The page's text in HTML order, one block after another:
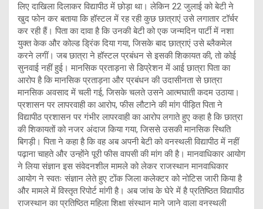
लिए दाखिला दिलाकर विद्यापीठ में छोड़ा था। लेकिन 22 जुलाई को बेटी ने
खुद फोन कर बताया कि हॉस्टल में रह रही कुछ छात्राएं उसे लगातार टॉर्चर
कर रही हैं। पिता का दावा है कि उनकी बेटी को एक जन्मदिन पार्टी में नशा
युक्त केक और कोल्ड ड्रिंक दिया गया, जिसके बाद छात्राएं उसे ब्लैकमेल
करने लगीं। जब छात्रा ने हॉस्टल प्रबंधन से इसकी शिकायत की, तो कोई
सुनवाई नहीं हुई। मानसिक प्रताड़ना से डिप्रेशन में आई छात्रा पिता का
आरोप है कि मानसिक प्रताड़ना और प्रबंधन की उदासीनता से छात्रा
मानसिक अवसाद में चली गई, जिसके चलते उसने आत्मघाती कदम उठाया।
प्रशासन पर लापरवाही का आरोप, फीस लौटाने की मांग पीड़ित पिता ने
विद्यापीठ प्रशासन पर गंभीर लापरवाही का आरोप लगाते हुए कहा है कि छात्रा
की शिकायतों को नजर अंदाज किया गया, जिससे उसकी मानसिक स्थिति
बिगड़ी। पिता ने कहा है कि वह अब अपनी बेटी को वनस्थली विद्यापीठ में नहीं
पढ़ाना चाहते और उन्होंने पूरी फीस वापसी की मांग की है। मानवाधिकार आयोग
ने लिया संज्ञान इस संवेदनशील मामले को लेकर राजस्थान मानवाधिकार
आयोग ने स्वतः संज्ञान लेते हुए टोंक जिला कलेक्टर को नोटिस जारी किया है
और मामले में विस्तृत रिपोर्ट मांगी है। अब जांच के घेरे में है प्रतिष्ठित विद्यापीठ
राजस्थान का प्रतिष्ठित महिला शिक्षा संस्थान माने जाने वाला वनस्थली